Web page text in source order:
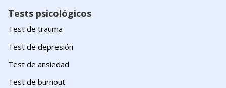
Tests psicológicos
Test de trauma
Test de depresión
Test de ansiedad
Test de burnout